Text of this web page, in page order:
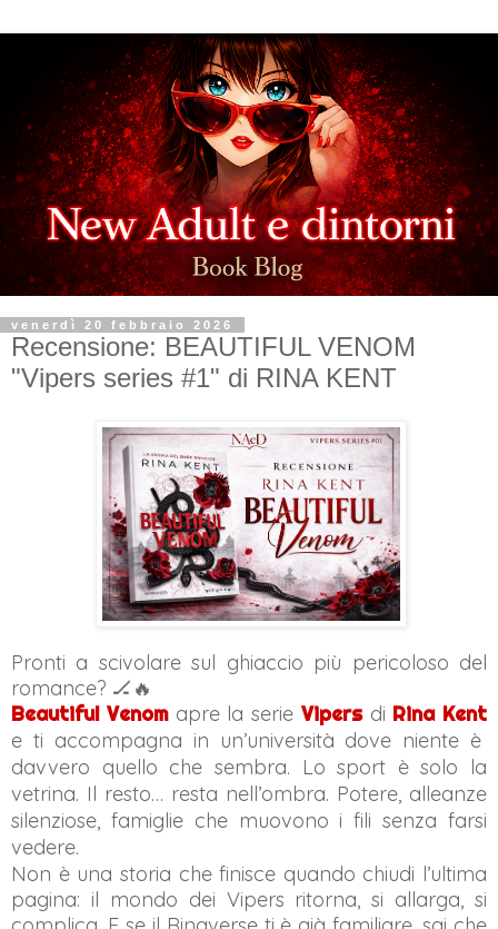
venerdì 20 febbraio 2026
Recensione: BEAUTIFUL VENOM
"Vipers series #1" di RINA KENT
Pronti a scivolare sul ghiaccio più pericoloso del
romance? 🏒🔥
Beautiful Venomapre la serie Vipersdi Rina Kent
e ti accompagna in un’università dove niente è
davvero quello che sembra. Lo sport è solo la
vetrina. Il resto… resta nell’ombra. Potere, alleanze
silenziose, famiglie che muovono i fili senza farsi
vedere.
Non è una storia che finisce quando chiudi l’ultima
pagina: il mondo dei Vipers ritorna, si allarga, si